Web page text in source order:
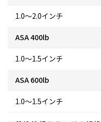
1.0～2.0インチ
ASA 400lb
1.0～1.5インチ
ASA 600lb
1.0～1.5インチ